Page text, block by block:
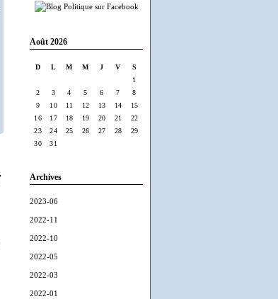
Août 2026
D L M M J V
S
1
2
3 4 5 6 7
8
9
10 11 12 13 14
15
16
17 18 19 20 21
22
23
24 25 26 27 28
29
30
31
Archives
2023-06
2022-11
2022-10
2022-05
2022-03
2022-01